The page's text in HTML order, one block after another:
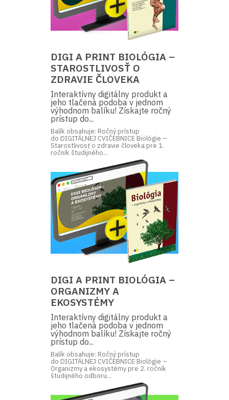
DIGI A PRINT BIOLÓGIA –
STAROSTLIVOSŤ O
ZDRAVIE ČLOVEKA
Interaktívny digitálny produkt a
jeho tlačená podoba v jednom
výhodnom balíku! Získajte ročný
prístup do...
Balík obsahuje: Ročný prístup
do DIGITÁLNEJ CVIČEBNICE Biológie –
Starostlivosť o zdravie človeka pre 1.
ročník študijného...
DIGI A PRINT BIOLÓGIA –
ORGANIZMY A
EKOSYSTÉMY
Interaktívny digitálny produkt a
jeho tlačená podoba v jednom
výhodnom balíku! Získajte ročný
prístup do...
Balík obsahuje: Ročný prístup
do DIGITÁLNEJ CVIČEBNICE Biológie –
Organizmy a ekosystémy pre 2. ročník
študijného odboru...